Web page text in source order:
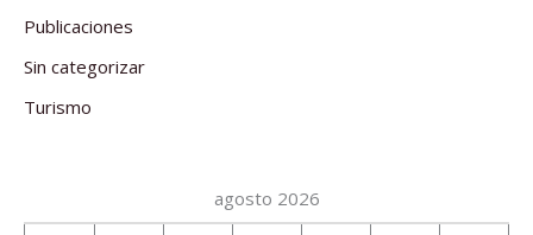
Publicaciones
Sin categorizar
Turismo
agosto 2026